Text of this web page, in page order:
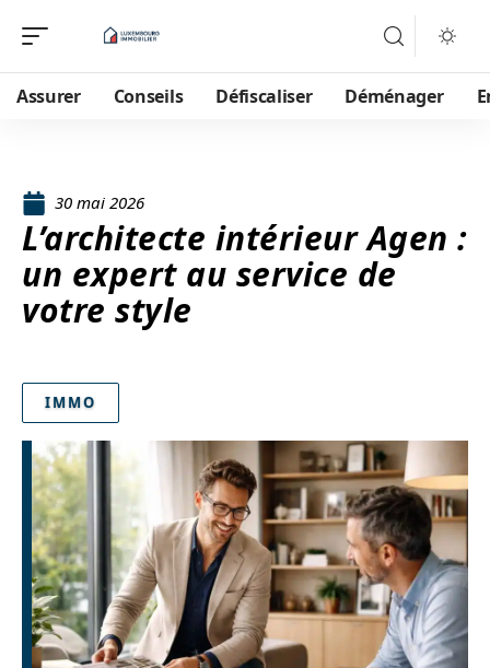
Assurer Conseils Défiscaliser Déménager
30 mai 2026
L’architecte intérieur Agen :
un expert au service de
votre style
IMMO